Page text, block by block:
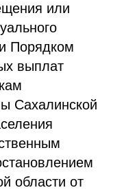
или
Порядком
выплат
Сахалинской
области от